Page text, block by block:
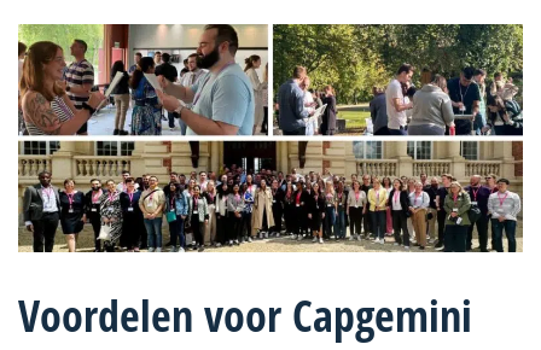
Voordelen voor Capgemini